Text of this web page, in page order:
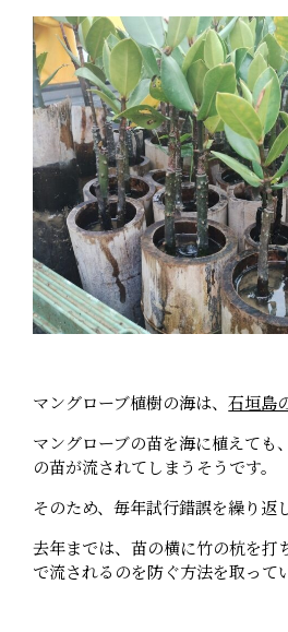
マングローブ植樹の海は、石垣島
マングローブの苗を海に植えても
の苗が流されてしまうそうです。
そのため、毎年試行錯誤を繰り返
去年までは、苗の横に竹の杭を打
で流されるのを防ぐ方法を取って